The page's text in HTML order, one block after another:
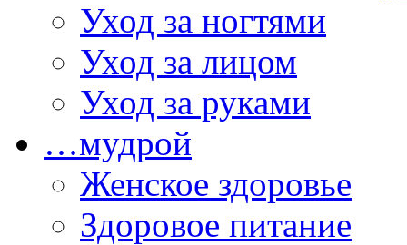
Уход за ногтями
Уход за лицом
Уход за руками
…мудрой
Женское здоровье
Здоровое питание